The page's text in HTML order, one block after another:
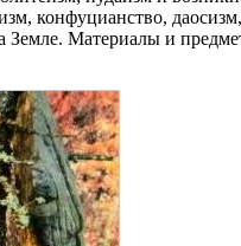
конфуцианство,
Земле. Материалы и